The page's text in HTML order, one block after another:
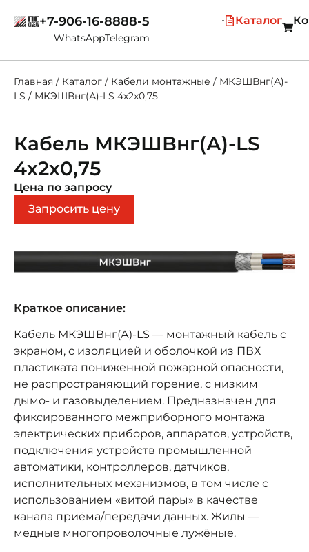
Каталог
+7-906-16-8888-5
WhatsAppTelegram
Главная / Каталог / Кабели монтажные / МКЭШВнг(А)-
LS / МКЭШВнг(А)-LS 4х2х0,75
Кабель МКЭШВнг(А)-LS
4х2х0,75
Цена по запросу
Запросить цену
Краткое описание:
Кабель МКЭШВнг(А)-LS — монтажный кабель с
экраном, с изоляцией и оболочкой из ПВХ
пластиката пониженной пожарной опасности,
не распространяющий горение, с низким
дымо- и газовыделением. Предназначен для
фиксированного межприборного монтажа
электрических приборов, аппаратов, устройств,
подключения устройств промышленной
автоматики, контроллеров, датчиков,
исполнительных механизмов, в том числе с
использованием «витой пары» в качестве
канала приёма/передачи данных. Жилы —
медные многопроволочные лужёные.